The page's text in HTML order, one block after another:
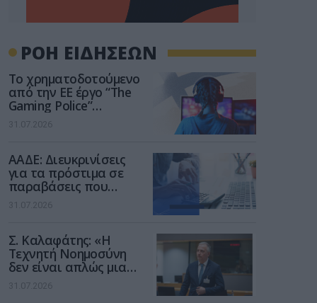
ΡΟΗ ΕΙΔΗΣΕΩΝ
Το χρηματοδοτούμενο
από την ΕΕ έργο “The
Gaming Police”
ενισχύει την ασφάλεια
των παιδιών στο
31.07.2026
ΑΑΔΕ: Διευκρινίσεις
για τα πρόστιμα σε
παραβάσεις που
αφορούν τους ΦΗΜ
31.07.2026
Σ. Καλαφάτης: «Η
Τεχνητή Νοημοσύνη
δεν είναι απλώς μια
νέα τεχνολογία, είναι
μια νέα βιομηχανική
31.07.2026